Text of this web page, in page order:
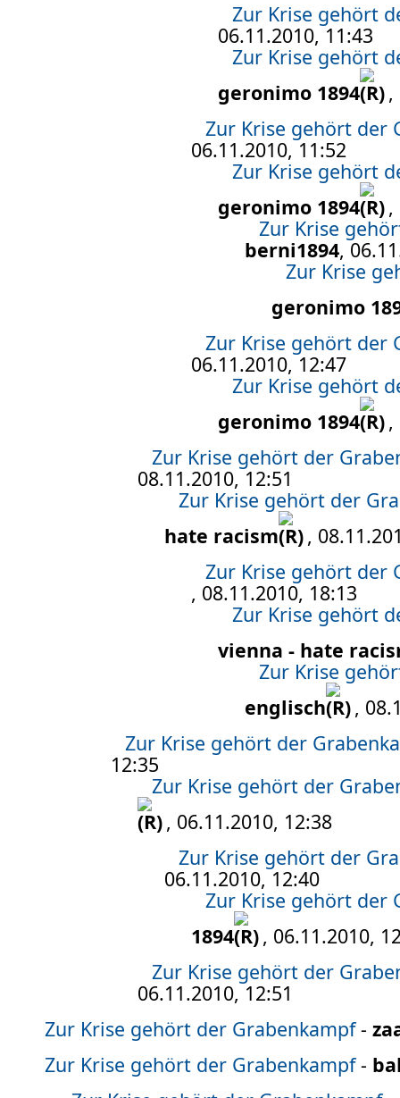
Zur Krise gehört
06.11.2010, 11:43
Zur Krise gehört
geronimo 1894
,
Zur Krise gehört der
06.11.2010, 11:52
Zur Krise gehört
geronimo 1894
,
Zur Krise
berni1894,
Zur Krise
geronimo
Zur Krise gehört der
06.11.2010, 12:47
Zur Krise gehört
geronimo 1894
,
Zur Krise gehört der
08.11.2010, 12:51
Zur Krise gehört der
hate racism
,
Zur Krise gehört der
, 08.11.2010, 18:13
Zur Krise gehört
vienna - hate
Zur Krise
englisch
,
Zur Krise gehört der
12:35
Zur Krise gehört der
, 06.11.2010, 12:38
Zur Krise gehört der
06.11.2010, 12:40
Zur Krise gehört der
1894
, 06.11.2010,
Zur Krise gehört der
06.11.2010, 12:51
Zur Krise gehört der Grabenkampf-
Zur Krise gehört der Grabenkampf-